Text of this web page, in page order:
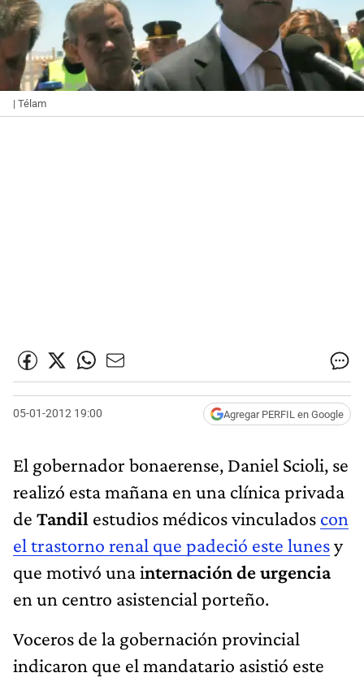
| Télam
05-01-2012 19:00 Agregar PERFIL en Google
El gobernador bonaerense, Daniel Scioli, se
realizó esta mañana en una clínica privada
de Tandil estudios médicos vinculados con
el trastorno renal que padeció este lunesy
que motivó una internación de urgencia
en un centro asistencial porteño.
Voceros de la gobernación provincial
indicaron que el mandatario asistió este